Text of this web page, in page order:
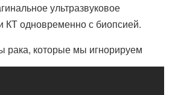
ультразвуковое
КТ одновременно с биопсией.
которые мы игнорируем